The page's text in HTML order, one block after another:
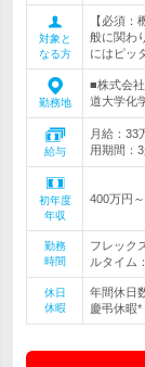
対象と
なる方
【必須
般に関わ
にはピッ
勤務地
■株式会
道大学化
給与
月給：33
用期間：
初年度
年収
400万円
勤務
時間
フレック
ルタイム
休日
休暇
年間休日
慶弔休暇*